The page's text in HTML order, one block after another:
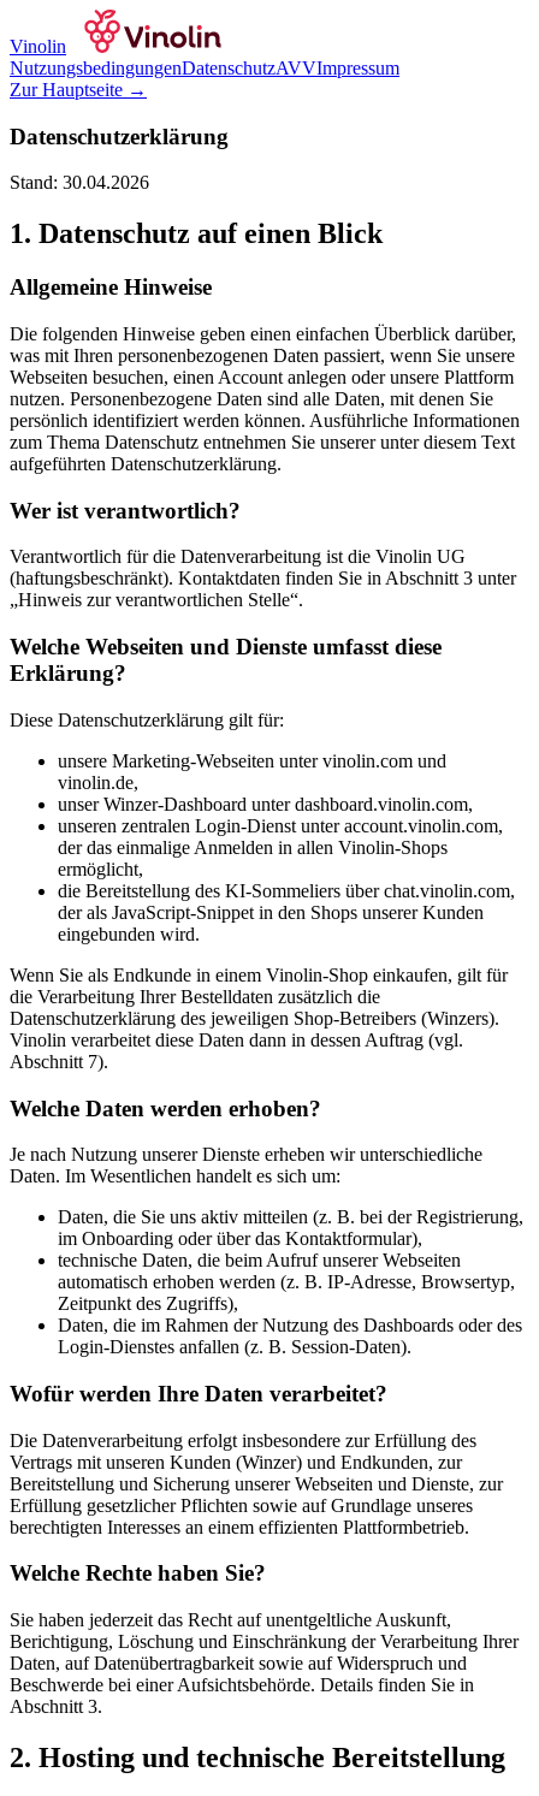
Vinolin
NutzungsbedingungenDatenschutzAVVImpressum
Zur Hauptseite →
Datenschutz­erklärung
Stand: 30.04.2026
1. Datenschutz auf einen Blick
Allgemeine Hinweise
Die folgenden Hinweise geben einen einfachen Überblick darüber,
was mit Ihren personenbezogenen Daten passiert, wenn Sie unsere
Webseiten besuchen, einen Account anlegen oder unsere Plattform
nutzen. Personenbezogene Daten sind alle Daten, mit denen Sie
persönlich identifiziert werden können. Ausführliche Informationen
zum Thema Datenschutz entnehmen Sie unserer unter diesem Text
aufgeführten Datenschutzerklärung.
Wer ist verantwortlich?
Verantwortlich für die Datenverarbeitung ist die Vinolin UG
(haftungsbeschränkt). Kontaktdaten finden Sie in Abschnitt 3 unter
„Hinweis zur verantwortlichen Stelle“.
Welche Webseiten und Dienste umfasst diese
Erklärung?
Diese Datenschutzerklärung gilt für:
unsere Marketing-Webseiten unter vinolin.com und
vinolin.de,
unser Winzer-Dashboard unter dashboard.vinolin.com,
unseren zentralen Login-Dienst unter account.vinolin.com,
der das einmalige Anmelden in allen Vinolin-Shops
ermöglicht,
die Bereitstellung des KI-Sommeliers über chat.vinolin.com,
der als JavaScript-Snippet in den Shops unserer Kunden
eingebunden wird.
Wenn Sie als Endkunde in einem Vinolin-Shop einkaufen, gilt für
die Verarbeitung Ihrer Bestelldaten zusätzlich die
Datenschutzerklärung des jeweiligen Shop-Betreibers (Winzers).
Vinolin verarbeitet diese Daten dann in dessen Auftrag (vgl.
Abschnitt 7).
Welche Daten werden erhoben?
Je nach Nutzung unserer Dienste erheben wir unterschiedliche
Daten. Im Wesentlichen handelt es sich um:
Daten, die Sie uns aktiv mitteilen (z. B. bei der Registrierung,
im Onboarding oder über das Kontaktformular),
technische Daten, die beim Aufruf unserer Webseiten
automatisch erhoben werden (z. B. IP-Adresse, Browsertyp,
Zeitpunkt des Zugriffs),
Daten, die im Rahmen der Nutzung des Dashboards oder des
Login-Dienstes anfallen (z. B. Session-Daten).
Wofür werden Ihre Daten verarbeitet?
Die Datenverarbeitung erfolgt insbesondere zur Erfüllung des
Vertrags mit unseren Kunden (Winzer) und Endkunden, zur
Bereitstellung und Sicherung unserer Webseiten und Dienste, zur
Erfüllung gesetzlicher Pflichten sowie auf Grundlage unseres
berechtigten Interesses an einem effizienten Plattformbetrieb.
Welche Rechte haben Sie?
Sie haben jederzeit das Recht auf unentgeltliche Auskunft,
Berichtigung, Löschung und Einschränkung der Verarbeitung Ihrer
Daten, auf Datenübertragbarkeit sowie auf Widerspruch und
Beschwerde bei einer Aufsichtsbehörde. Details finden Sie in
Abschnitt 3.
2. Hosting und technische Bereitstellung